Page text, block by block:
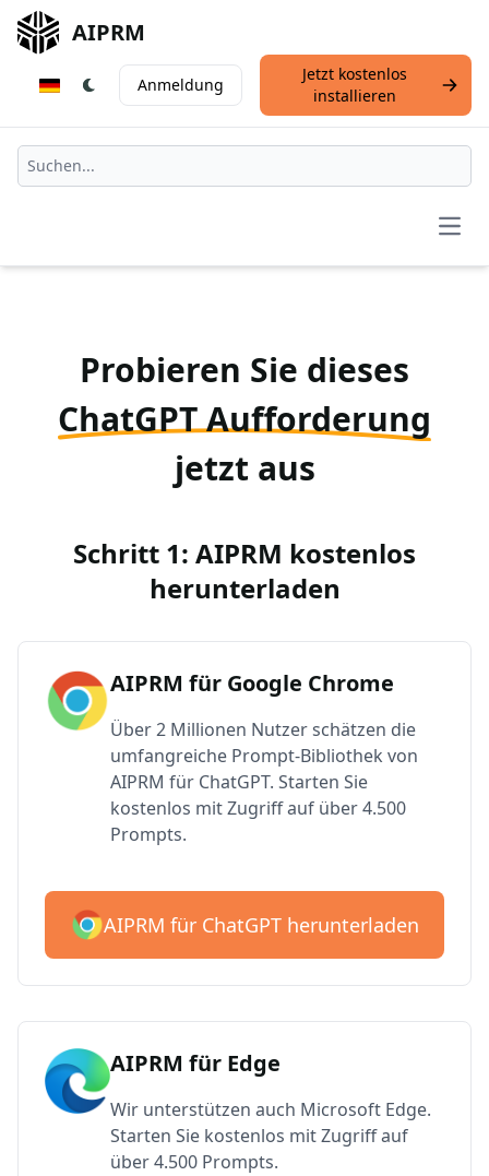
AIPRM
Anmeldung
Jetzt kostenlos
installieren
Probieren Sie dieses
ChatGPT Aufforderung
jetzt aus
Schritt 1: AIPRM kostenlos
herunterladen
AIPRM für Google Chrome
Über 2 Millionen Nutzer schätzen die
umfangreiche Prompt-Bibliothek von
AIPRM für ChatGPT. Starten Sie
kostenlos mit Zugriff auf über 4.500
Prompts.
AIPRM für ChatGPT herunterladen
AIPRM für Edge
Wir unterstützen auch Microsoft Edge.
Starten Sie kostenlos mit Zugriff auf
über 4.500 Prompts.